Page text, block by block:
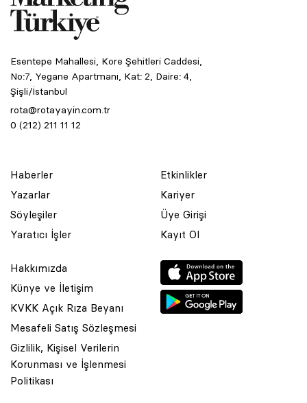
Esentepe Mahallesi, Kore Şehitleri Caddesi,
No:7, Yegane Apartmanı, Kat: 2, Daire: 4,
Şişli/İstanbul
rota@rotayayin.com.tr
0 (212) 211 11 12
Haberler
Yazarlar
Söyleşiler
Yaratıcı İşler
Etkinlikler
Kariyer
Üye Girişi
Kayıt Ol
Hakkımızda
Künye ve İletişim
KVKK Açık Rıza Beyanı
Mesafeli Satış Sözleşmesi
Gizlilik, Kişisel Verilerin
Korunması ve İşlenmesi
Politikası
© 2001 Rota Yayın Yapım Tanıtım Tic. Ltd. Şti. Bu Sitede Bulunan